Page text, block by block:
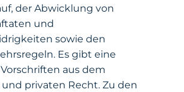
der Abwicklung von
und
sowie den
Es gibt eine
aus dem
privaten Recht. Zu den